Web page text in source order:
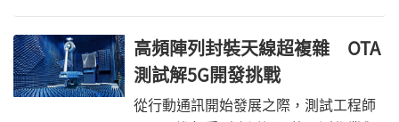
波頻率的發展？其中一項驅動因素，就
是低頻率頻譜的高成本。而較高頻率下
的寬廣連續頻譜，則具有成本適中的經
高頻陣列封裝天線超複雜 OTA
測試解5G開發挑戰
從行動通訊開始發展之際，測試工程師